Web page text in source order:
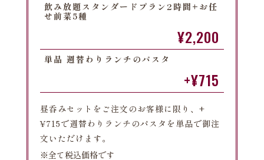
飲み放題スタンダードプラン2時間+お任
せ前菜5種
¥2,200
単品 週替わりランチのパスタ
+¥715
昼呑みセットをご注文のお客様に限り、+
¥715で週替わりランチのパスタを単品で御注
文いただけます。
※全て税込価格です